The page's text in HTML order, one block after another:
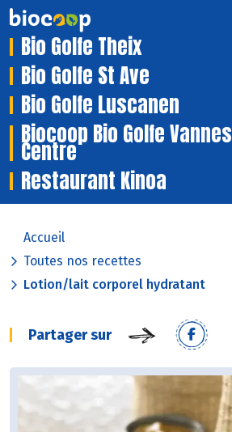
Bio Golfe Theix
Bio Golfe St Ave
Bio Golfe Luscanen
Biocoop Bio Golfe Vannes
Centre
Restaurant Kinoa
Accueil
Toutes nos recettes
Lotion/lait corporel hydratant
Partager sur